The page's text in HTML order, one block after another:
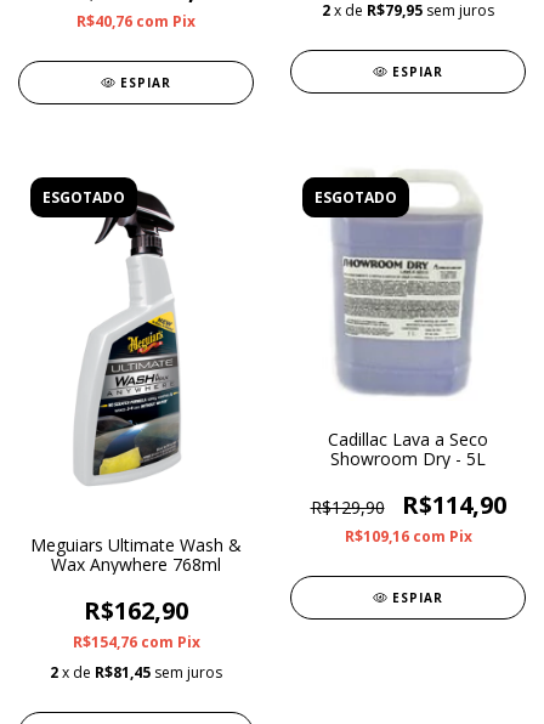
R$40,76 com Pix
ESPIAR
2x de R$79,95 sem juros
ESPIAR
ESGOTADO
Meguiars Ultimate Wash &
Wax Anywhere 768ml
R$162,90
R$154,76 com Pix
2x de R$81,45 sem juros
ESGOTADO
Cadillac Lava a Seco
Showroom Dry - 5L
R$129,90 R$114,90
R$109,16 com Pix
ESPIAR